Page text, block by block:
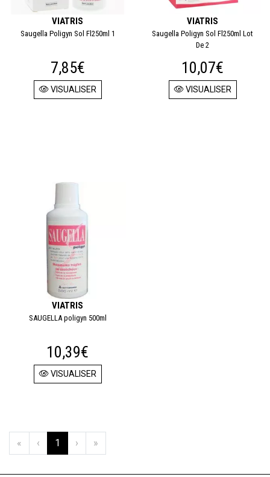
VIATRIS
Saugella Poligyn Sol Fl250ml 1
7,85€
VISUALISER
VIATRIS
Saugella Poligyn Sol Fl250ml Lot
De 2
10,07€
VISUALISER
VIATRIS
SAUGELLA poligyn 500ml
10,39€
VISUALISER
« ‹ 1 › »